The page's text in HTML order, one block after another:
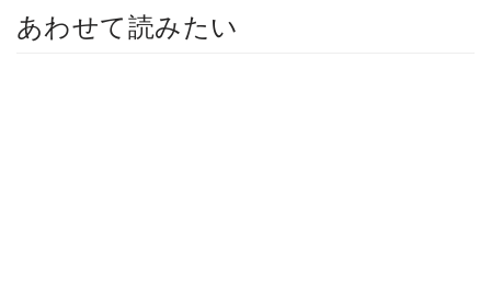
あわせて読みたい